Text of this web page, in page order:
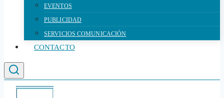
EVENTOS
PUBLICIDAD
SERVICIOS COMUNICACIÓN
CONTACTO